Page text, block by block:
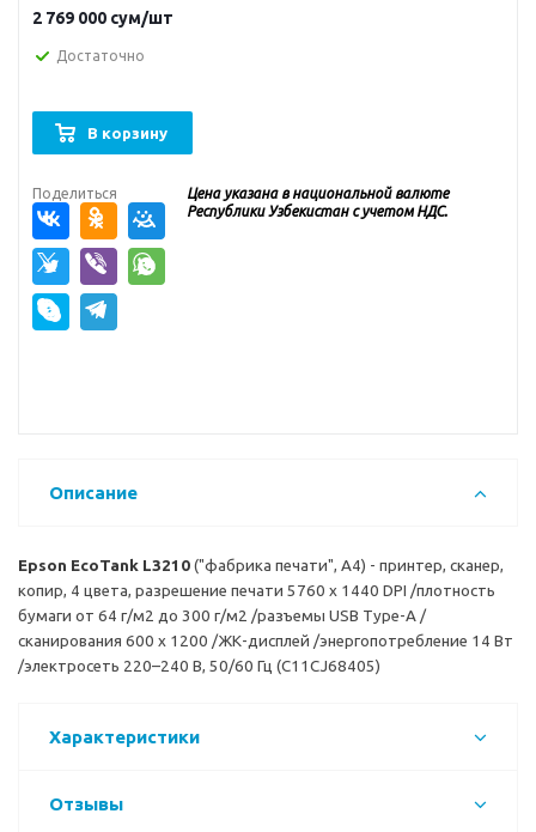
2 769 000 сум/шт
Достаточно
В корзину
Поделиться
Цена указана в национальной валюте
Республики Узбекистан с учетом НДС.
Описание
Epson EcoTank L3210 ("фабрика печати", A4) - принтер, сканер,
копир, 4 цвета, разрешение печати 5760 x 1440 DPI /плотность
бумаги от 64 г/м2 до 300 г/м2 /разъемы USB Type-A /
сканирования 600 x 1200 /ЖК-дисплей /энергопотребление 14 Вт
/электросеть 220–240 В, 50/60 Гц (C11CJ68405)
Характеристики
Отзывы